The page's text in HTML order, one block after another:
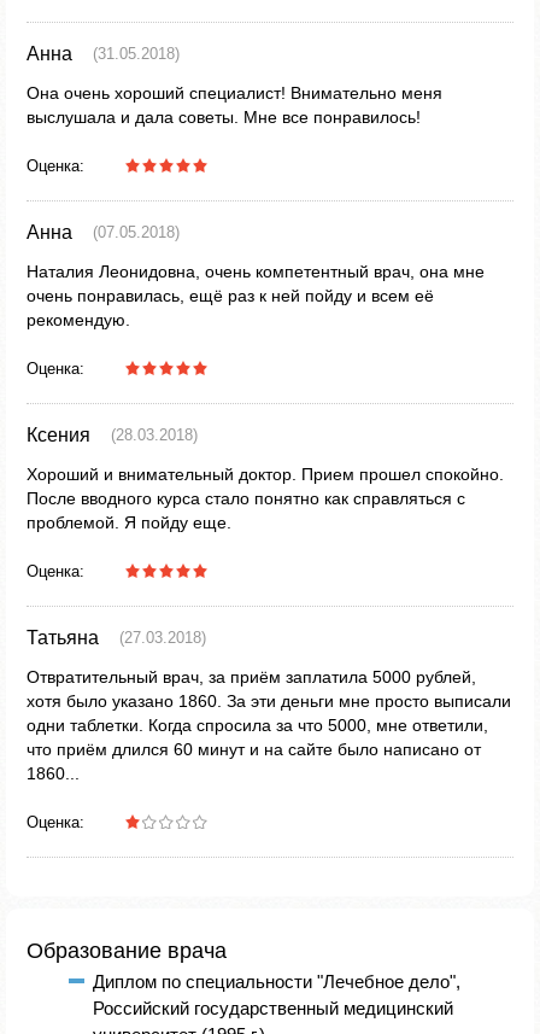
Анна (31.05.2018)
Она очень хороший специалист! Внимательно меня
выслушала и дала советы. Мне все понравилось!
Оценка:
Анна (07.05.2018)
Наталия Леонидовна, очень компетентный врач, она мне
очень понравилась, ещё раз к ней пойду и всем её
рекомендую.
Оценка:
Ксения (28.03.2018)
Хороший и внимательный доктор. Прием прошел спокойно.
После вводного курса стало понятно как справляться с
проблемой. Я пойду еще.
Оценка:
Татьяна (27.03.2018)
Отвратительный врач, за приём заплатила 5000 рублей,
хотя было указано 1860. За эти деньги мне просто выписали
одни таблетки. Когда спросила за что 5000, мне ответили,
что приём длился 60 минут и на сайте было написано от
1860...
Оценка:
Образование врача
Диплом по специальности "Лечебное дело",
Российский государственный медицинский